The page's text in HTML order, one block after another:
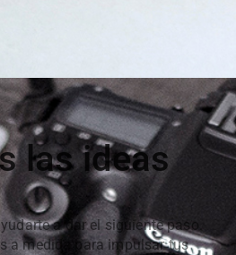
las ideas
a dar el siguiente paso.
a medida para impulsar tus